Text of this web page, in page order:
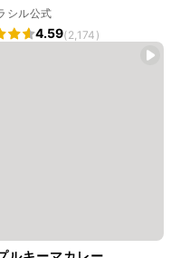
シル公式
4.59(2,174)